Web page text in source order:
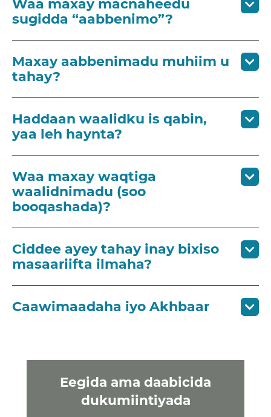
Eegida ama daabicida
dukumiintiyada
Waa maxay macnaheedu
sugidda “aabbenimo”?
Maxay aabbenimadu muhiim u
tahay?
Haddaan waalidku is qabin,
yaa leh haynta?
Waa maxay waqtiga
waalidnimadu (soo
booqashada)?
Ciddee ayey tahay inay bixiso
masaariifta ilmaha?
Caawimaadaha iyo Akhbaar